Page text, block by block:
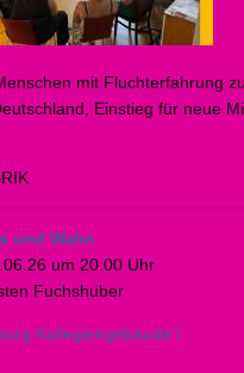
mit Fluchterfahrung
Einstieg für neue
und Wahn
um 20:00 Uhr
Fuchshuber
Kollegiengebäude I